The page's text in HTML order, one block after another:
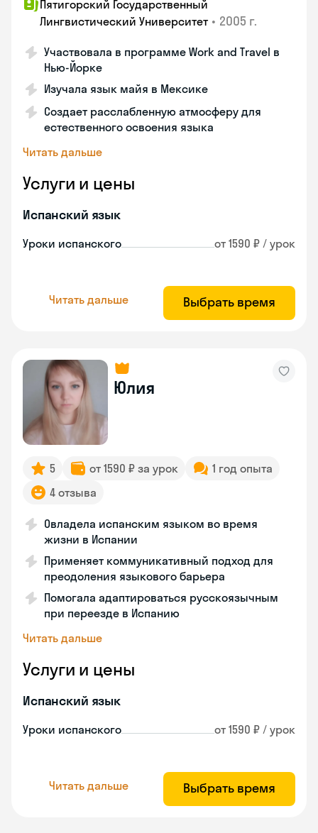
Пятигорский Государственный
Лингвистический Университет • 2005 г.
Участвовала в программе Work and Travel в
Нью-Йорке
Изучала язык майя в Мексике
Создает расслабленную атмосферу для
естественного освоения языка
Читать дальше
Услуги и цены
Испанский язык
Уроки испанского от 1590 ₽ / урок
Читать дальше Выбрать время
Юлия
5 от 1590 ₽ за урок
1 год опыта
4 отзыва
Овладела испанским языком во время
жизни в Испании
Применяет коммуникативный подход для
преодоления языкового барьера
Помогала адаптироваться русскоязычным
при переезде в Испанию
Читать дальше
Услуги и цены
Испанский язык
Уроки испанского от 1590 ₽ / урок
Читать дальше Выбрать время